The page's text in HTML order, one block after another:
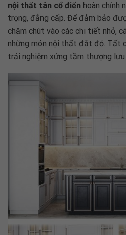
nội thất tân cổ điển hoàn chỉnh
trọng, đẳng cấp. Để đảm bảo
chăm chút vào các chi tiết nhỏ,
những món nội thất đắt đỏ. Tất
trải nghiệm xứng tầm thượng lưu